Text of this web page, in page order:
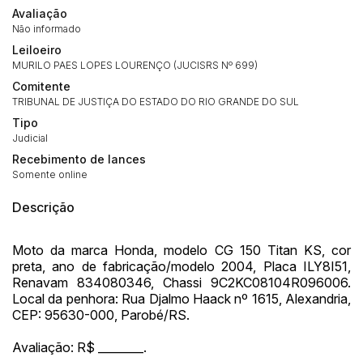
Avaliação
Não informado
Leiloeiro
MURILO PAES LOPES LOURENÇO (JUCISRS Nº 699)
Comitente
TRIBUNAL DE JUSTIÇA DO ESTADO DO RIO GRANDE DO SUL
Tipo
Judicial
Recebimento de lances
Somente online
Descrição
Moto da marca Honda, modelo CG 150 Titan KS, cor
preta, ano de fabricação/modelo 2004, Placa ILY8I51,
Renavam 834080346, Chassi 9C2KC08104R096006.
Local da penhora: Rua Djalmo Haack nº 1615, Alexandria,
CEP: 95630-000, Parobé/RS.
Avaliação: R$ ________.
Envie sua Proposta
(Art. 895, CPC)
Histórico de Propostas
Data Usuário Valor
14/04/2025 18:43:11
14/04/2025 18:43:11
Clique aqui para fazer login
Habilite-se para efetuar lances ou
propostas